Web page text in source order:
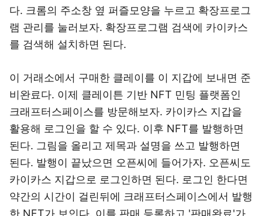
다. 크롬의 주소창 옆 퍼즐모양을 누르고 확장프로그
램 관리를 눌러보자. 확장프로그램 검색에 카이카스
를 검색해 설치하면 된다.
이 거래소에서 구매한 클레이를 이 지갑에 보내면 준
비완료다. 이제 클레이튼 기반 NFT 민팅 플랫폼인
크래프터스페이스를 방문해보자. 카이카스 지갑을
활용해 로그인을 할 수 있다. 이후 NFT를 발행하면
된다. 그림을 올리고 제목과 설명을 쓰고 발행하면
된다. 발행이 끝났으면 오픈씨에 들어가자. 오픈씨도
카이카스 지갑으로 로그인하면 된다. 로그인 한다면
약간의 시간이 걸린뒤에 크래프터스페이스에서 발행
한 NFT가 보인다. 이를 판매 등록하고 '판매완료'가